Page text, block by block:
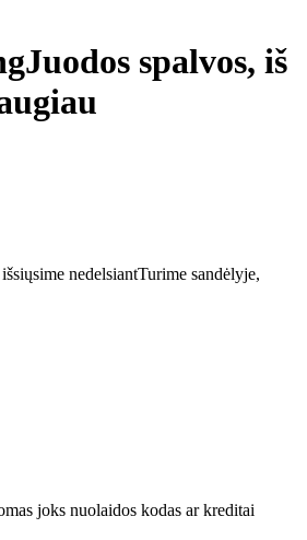
Juodos spalvos, iš
nedelsiantTurime sandėlyje,
joks nuolaidos kodas ar kreditai